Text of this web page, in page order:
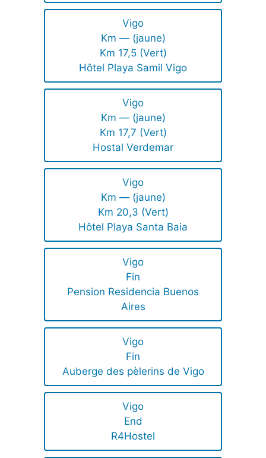
Vigo
Km — (jaune)
Km 17,5 (Vert)
Hôtel Playa Samil Vigo
Vigo
Km — (jaune)
Km 17,7 (Vert)
Hostal Verdemar
Vigo
Km — (jaune)
Km 20,3 (Vert)
Hôtel Playa Santa Baia
Vigo
Fin
Pension Residencia Buenos
Aires
Vigo
Fin
Auberge des pèlerins de Vigo
Vigo
End
R4Hostel